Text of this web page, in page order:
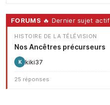
FORUMS 🔥 Dernier sujet actif
HISTOIRE DE LA TÉLÉVISION
Nos Ancêtres précurseurs
K kiki37
25 réponses